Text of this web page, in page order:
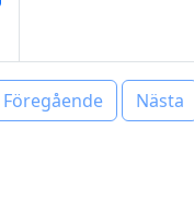
Föregående Nästa